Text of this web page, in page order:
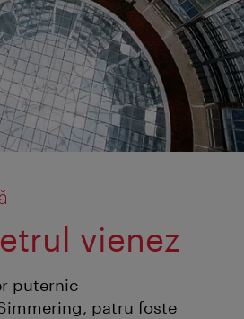
vienez
puternic
patru foste